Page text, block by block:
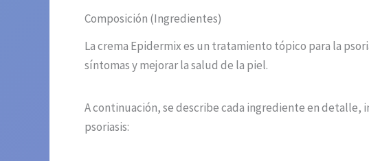
Composición (Ingredientes)
La crema Epidermix es un tratamiento tópico para la
síntomas y mejorar la salud de la piel.
A continuación, se describe cada ingrediente en
psoriasis: